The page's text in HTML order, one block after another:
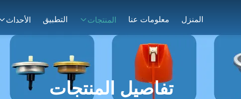
المنزل معلومات عنا المنتجات التطبيق الأحداث
تفاصيل المنتجات